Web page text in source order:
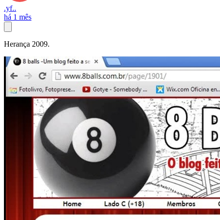
.yf..
há 1 mês
Herança 2009.